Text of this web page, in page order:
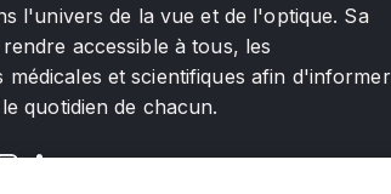
l'univers de la vue et de l'optique. Sa
accessible à tous, les
médicales et scientifiques afin d'informer
quotidien de chacun.